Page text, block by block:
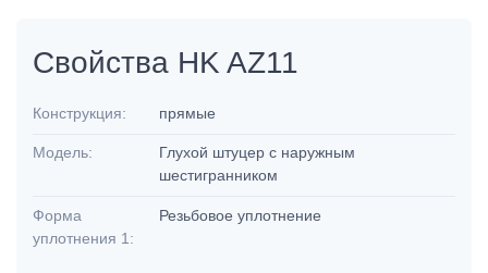
Свойства HK AZ11
Конструкция: прямые
Модель:
Глухой штуцер с наружным
шестигранником
Форма
уплотнения 1:
Резьбовое уплотнение